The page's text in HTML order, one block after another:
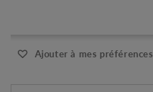
Ajouter à mes préférences